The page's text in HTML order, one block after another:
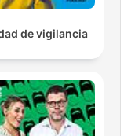
de vigilancia